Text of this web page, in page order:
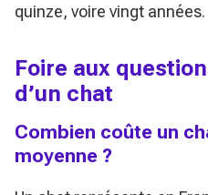
quinze, voire vingt années.
Foire aux
d’un chat
Combien coûte un
moyenne ?